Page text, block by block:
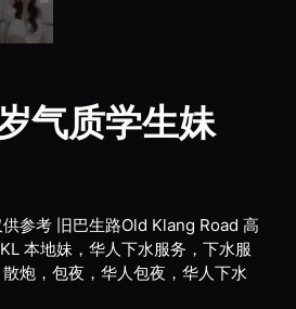
气质学生妹
参考 旧巴生路Old Klang Road 高
本地妹，华人下水服务，下水服
炮，包夜，华人包夜，华人下水